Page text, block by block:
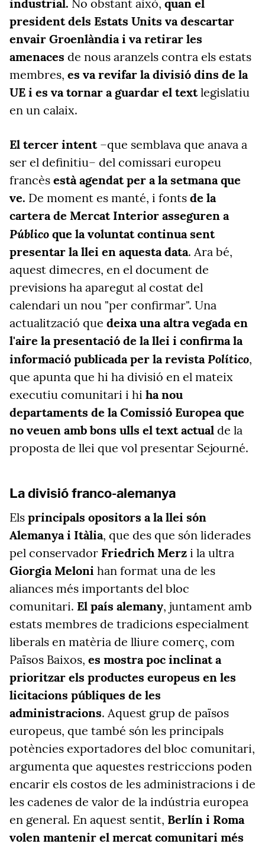
industrial. No obstant això, quan el
president dels Estats Units va descartar
envair Groenlàndia i va retirar les
amenaces de nous aranzels contra els estats
membres, es va revifar la divisió dins de la
UE i es va tornar a guardar el textlegislatiu
en un calaix.
El tercer intent–que semblava que anava a
ser el definitiu– del comissari europeu
francès està agendat per a la setmana que
ve. De moment es manté, i fonts de la
cartera de Mercat Interior asseguren a
Público que la voluntat continua sent
presentar la llei en aquesta data. Ara bé,
aquest dimecres, en el document de
previsions ha aparegut al costat del
calendari un nou "per confirmar". Una
actualització que deixa una altra vegada en
l'aire la presentació de la llei i confirma la
informació publicada per la revista Político,
que apunta que hi ha divisió en el mateix
executiu comunitari i hi ha nou
departaments de la Comissió Europea que
no veuen amb bons ulls el text actual de la
proposta de llei que vol presentar Sejourné.
La divisió franco-alemanya
Els principals opositors a la llei són
Alemanya i Itàlia, que des que són liderades
pel conservador Friedrich Merz i la ultra
Giorgia Meloni han format una de les
aliances més importants del bloc
comunitari. El país alemany, juntament amb
estats membres de tradicions especialment
liberals en matèria de lliure comerç, com
Països Baixos, es mostra poc inclinat a
prioritzar els productes europeus en les
licitacions públiques de les
administracions. Aquest grup de països
europeus, que també són les principals
potències exportadores del bloc comunitari,
argumenta que aquestes restriccions poden
encarir els costos de les administracions i de
les cadenes de valor de la indústria europea
en general. En aquest sentit, Berlín i Roma
volen mantenir el mercat comunitari més